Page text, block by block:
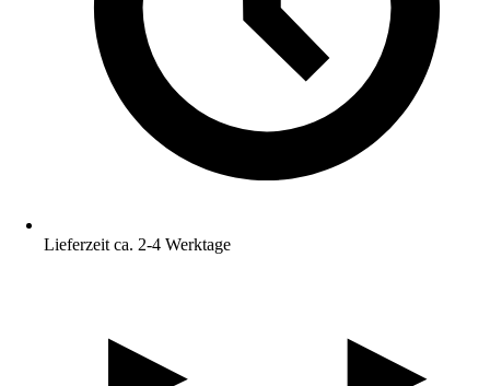
Lieferzeit ca. 2-4 Werktage